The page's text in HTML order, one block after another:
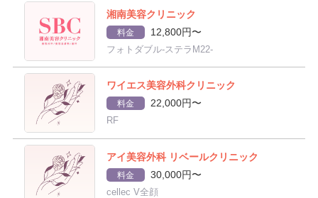
湘南美容クリニック
料金 12,800円〜
フォトダブル-ステラM22-
ワイエス美容外科クリニック
料金 22,000円〜
RF
アイ美容外科 リベールクリニック
料金 30,000円〜
cellec V全顔